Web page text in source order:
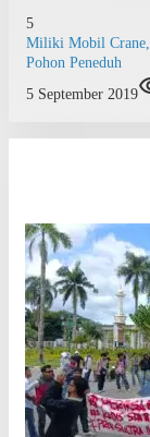
5
Miliki Mobil Crane,
Pohon Peneduh
5 September 2019